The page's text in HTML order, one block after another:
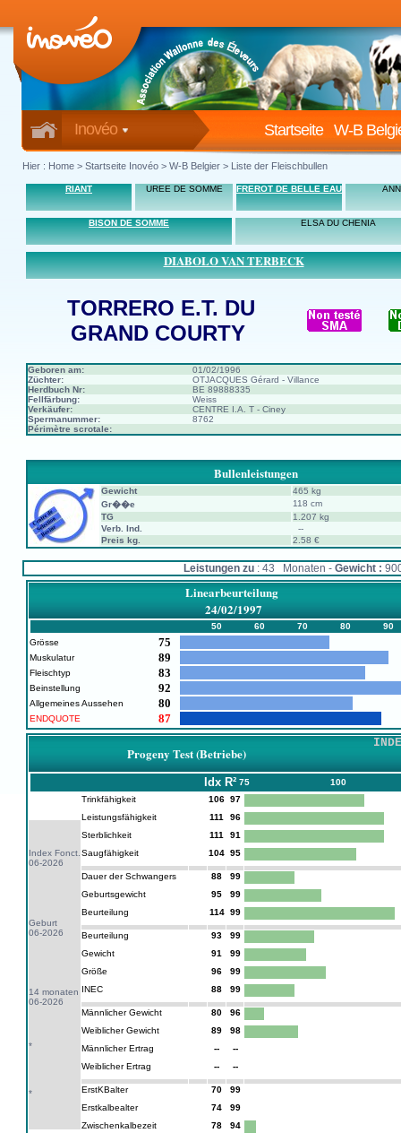
Inovéo W-B
Startseite
Hier : Home > Startseite Inovéo > W-B Belgier > Liste der Fleischbullen
RIANT UREE DE SOMME FREROT DE BELLE EAU
BISON DE SOMME ELSA DU CHENIA
DIABOLO VAN TERBECK
TORRERO E.T. DU
GRAND COURTY
Geboren am:
01/02/1996
Züchter:
OTJACQUES Gérard - Villance
Herdbuch Nr:
BE 89888335
Fellfärbung:
Weiss
Verkäufer:
CENTRE I.A. T - Ciney
Spermanummer:
8762
Périmètre scrotale:
Bullenleistungen
Gewicht
465 kg
Gr��e
118 cm
TG
1.207 kg
Verb. Ind.
--
Preis kg.
2.58 €
Leistungen zu : 43 Monaten - Gewicht :
Linearbeurteilung
24/02/1997
50 60 70 80
90
Grösse
75
Muskulatur 89
Fleischtyp 83
Beinstellung 92
Allgemeines Aussehen 80
ENDQUOTE 87
Progeny Test (Betriebe)
Idx R² 75 100
Index Fonct.
06-2026
Geburt
06-2026
14 monaten
06-2026
*
*
Trinkfähigkeit 106 97
Leistungsfähigkeit
111
96
Sterblichkeit
111
91
Saugfähigkeit
104 95
Dauer der Schwangers 88
99
Geburtsgewicht
95
99
Beurteilung
114 99
Beurteilung 93
99
Gewicht
91
99
Größe
96
99
INEC
88 99
Männlicher Gewicht 80
96
Weiblicher Gewicht
89
98
Männlicher Ertrag
--
--
Weiblicher Ertrag
-- --
ErstKBalter 70
99
Erstkalbealter
74
99
Zwischenkalbezeit
78
94